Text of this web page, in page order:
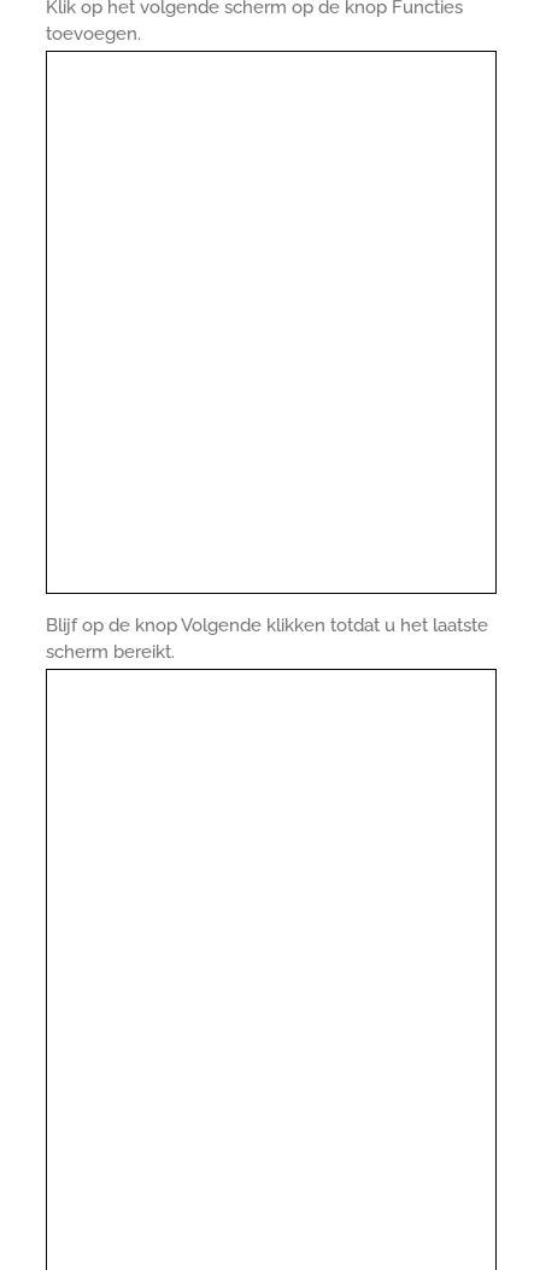
Klik op het volgende scherm op de knop Functies
toevoegen.
Blijf op de knop Volgende klikken totdat u het laatste
scherm bereikt.